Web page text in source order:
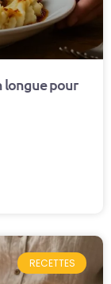
longue pour
RECETTES